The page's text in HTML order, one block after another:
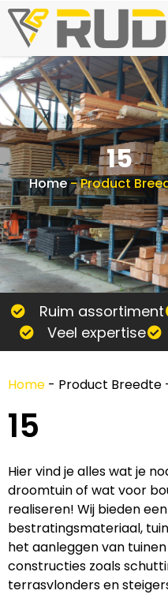
15
Home-Product
Ruim assortiment
Veel expertise
Home - Product Breedte
15
Hier vind je alles wat je
droomtuin of wat voor
realiseren! Wij bieden
bestratingsmateriaal,
het aanleggen van
constructies zoals
terrasvlonders en